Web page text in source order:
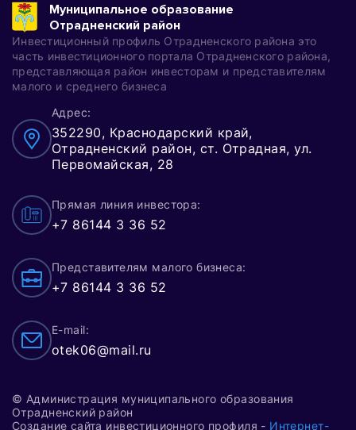
Муниципальное образование
Отрадненский район
Инвестиционный профиль Отрадненского района это
часть инвестиционного портала Отрадненского района,
представляющая район инвесторам и представителям
малого и среднего бизнеса
Адрес:
352290, Краснодарский край,
Отрадненский район, ст. Отрадная, ул.
Первомайская, 28
Прямая линия инвестора:
+7 86144 3 36 52
Представителям малого бизнеса:
+7 86144 3 36 52
E-mail:
otek06@mail.ru
© Администрация муниципального образования
Отрадненский район
Создание сайта инвестиционного профиля - Интернет-